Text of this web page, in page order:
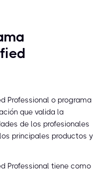
Professional o programa
que valida la
de los profesionales
principales productos y
Professional tiene como